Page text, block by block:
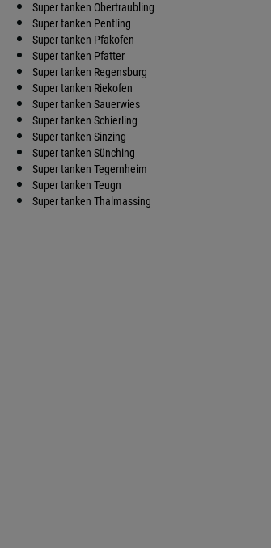
Super tanken Obertraubling
Super tanken Pentling
Super tanken Pfakofen
Super tanken Pfatter
Super tanken Regensburg
Super tanken Riekofen
Super tanken Sauerwies
Super tanken Schierling
Super tanken Sinzing
Super tanken Sünching
Super tanken Tegernheim
Super tanken Teugn
Super tanken Thalmassing